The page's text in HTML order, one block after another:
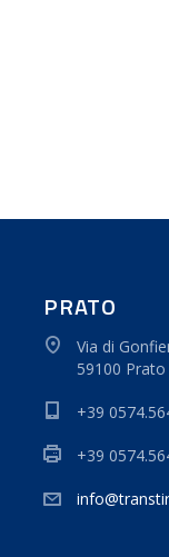
PRATO
Via di
59100 Prato
+39
+39